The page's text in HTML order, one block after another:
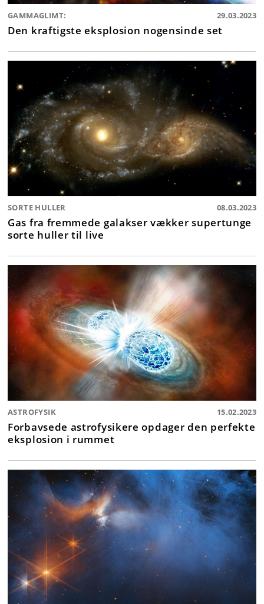
GAMMAGLIMT: 29.03.2023
Den kraftigste eksplosion nogensinde set
SORTE HULLER 08.03.2023
Gas fra fremmede galakser vækker supertunge
sorte huller til live
ASTROFYSIK 15.02.2023
Forbavsede astrofysikere opdager den perfekte
eksplosion i rummet